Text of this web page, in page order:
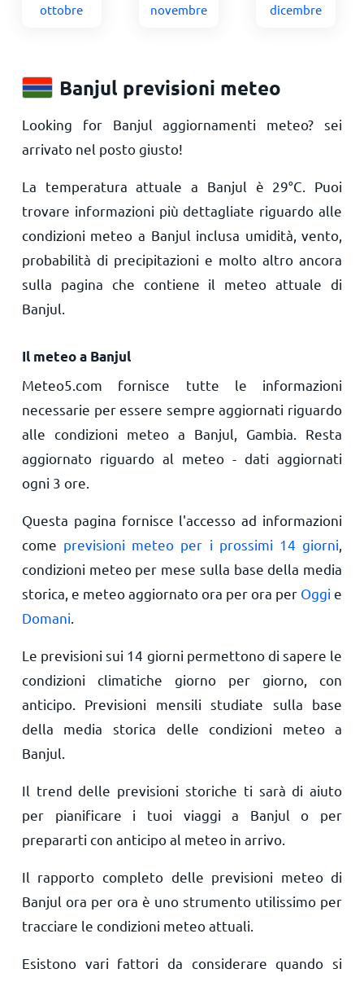
ottobre novembre dicembre
Banjul previsioni meteo
Looking for Banjul aggiornamenti meteo? sei
arrivato nel posto giusto!
La temperatura attuale a Banjul è 29°C . Puoi
trovare informazioni più dettagliate riguardo alle
condizioni meteo a Banjul inclusa umidità, vento,
probabilità di precipitazioni e molto altro ancora
sulla pagina che contiene il meteo attuale di
Banjul.
Il meteo a Banjul
Meteo5.com fornisce tutte le informazioni
necessarie per essere sempre aggiornati riguardo
alle condizioni meteo a Banjul, Gambia. Resta
aggiornato riguardo al meteo - dati aggiornati
ogni 3 ore.
Questa pagina fornisce l'accesso ad informazioni
come previsioni meteo per i prossimi 14 giorni
condizioni meteo per mese sulla base della media
storica, e meteo aggiornato ora per ora per Oggi e
Domani
Le previsioni sui 14 giorni permettono di sapere le
condizioni climatiche giorno per giorno, con
anticipo. Previsioni mensili studiate sulla base
della media storica delle condizioni meteo a
Banjul.
Il trend delle previsioni storiche ti sarà di aiuto
per pianificare i tuoi viaggi a Banjul o per
prepararti con anticipo al meteo in arrivo.
Il rapporto completo delle previsioni meteo di
Banjul ora per ora è uno strumento utilissimo per
tracciare le condizioni meteo attuali.
Esistono vari fattori da considerare quando si